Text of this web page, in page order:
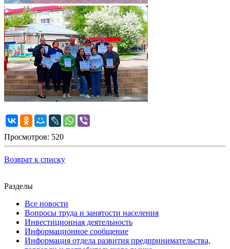
Просмотров: 520
Возврат к списку
Разделы
Все новости
Вопросы труда и занятости населения
Инвестиционная деятельность
Информационное сообщение
Информация отдела развития предпринимательства,